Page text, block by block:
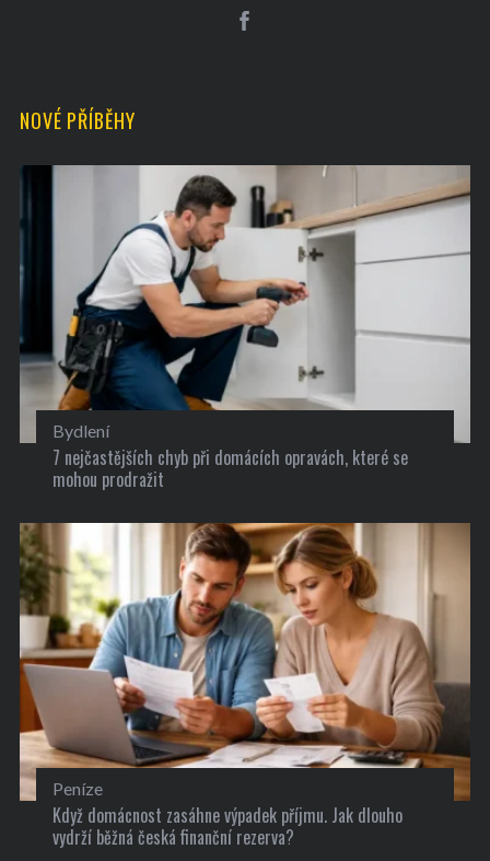
NOVÉ PŘÍBĚHY
Bydlení
7 nejčastějších chyb při domácích opravách, které se
mohou prodražit
Peníze
Když domácnost zasáhne výpadek příjmu. Jak dlouho
vydrží běžná česká finanční rezerva?